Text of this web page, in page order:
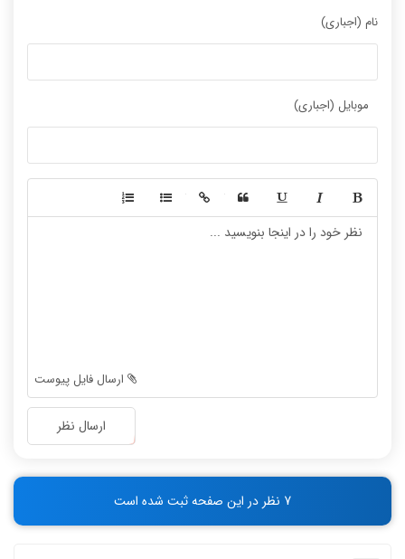
نام (اجباری)
موبایل (اجباری)
-
-
-
-
-
-
ارسال نظر
7 نظر در این صفحه ثبت شده است